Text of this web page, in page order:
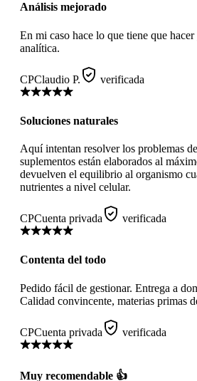
Análisis mejorado
En mi caso hace lo que tiene que hacer
analítica.
CPClaudio P. verificada
Soluciones naturales
Aquí intentan resolver los problemas
suplementos están elaborados al
devuelven el equilibrio al organismo
nutrientes a nivel celular.
CPCuenta privada verificada
Contenta del todo
Pedido fácil de gestionar. Entrega a
Calidad convincente, materias primas
CPCuenta privada verificada
Muy recomendable 👍